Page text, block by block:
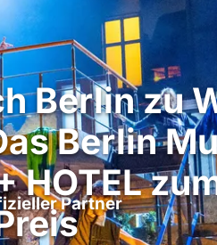
Partner
Berlin zu
Berlin
HOTEL